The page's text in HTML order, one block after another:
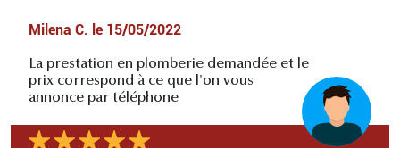
Milena C. le 15/05/2022
La prestation en plomberie demandée et le
prix correspond à ce que l'on vous
annonce par téléphone